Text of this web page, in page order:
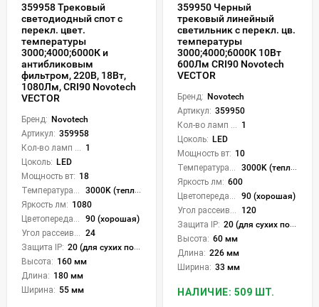
359958 Трековый
светодиодный спот с
перекл. цвет.
температуры
3000;4000;6000К и
антибликовым
фильтром, 220В, 18Вт,
1080Лм, CRI90 Novotech
VECTOR
Бренд: Novotech
Артикул: 359958
1
Цоколь: LED
Мощность вт: 18
3000K (теплый), 4000K (нейтральный), 6000K (холодный), CCT механическое переключение
Яркость лм: 1080
90 (хорошая)
24
Защита IP: 20 (для сухих пом.)
Высота: 160 мм
Длина: 180 мм
Ширина: 55 мм
359950 Черный
трековый линейный
светильник с перекл. цв.
температуры
3000;4000;6000К 10Вт
600Лм CRI90 Novotech
VECTOR
Бренд: Novotech
Артикул: 359950
1
Цоколь: LED
Мощность вт: 10
3000K (теплый), 4000K (нейтральный), 6000K (холодный), CCT механическое переключение
Яркость лм: 600
90 (хорошая)
120
Защита IP: 20 (для сухих пом.)
Высота: 60 мм
Длина: 226 мм
Ширина: 33 мм
НАЛИЧИЕ: 509 ШТ.